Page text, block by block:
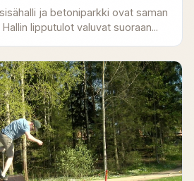
ja betoniparkki ovat saman
lipputulot valuvat suoraan...